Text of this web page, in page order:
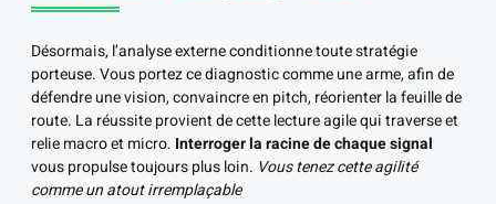
Désormais, l’analyse externe conditionne toute stratégie
porteuse. Vous portez ce diagnostic comme une arme, afin de
défendre une vision, convaincre en pitch, réorienter la feuille de
route. La réussite provient de cette lecture agile qui traverse et
relie macro et micro. Interroger la racine de chaque signal
vous propulse toujours plus loin. Vous tenez cette agilité
comme un atout irremplaçable